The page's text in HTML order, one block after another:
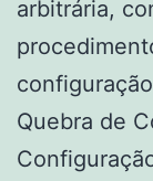
arbitrária,
Quebra de